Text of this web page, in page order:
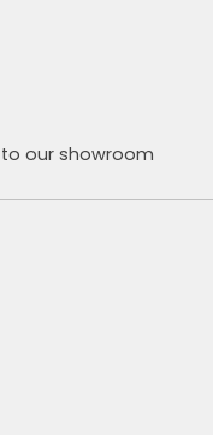
our showroom